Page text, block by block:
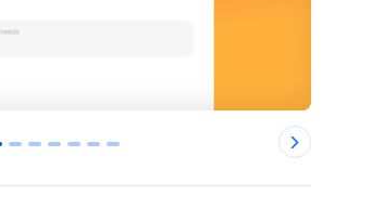
1 2 3 4 5 6